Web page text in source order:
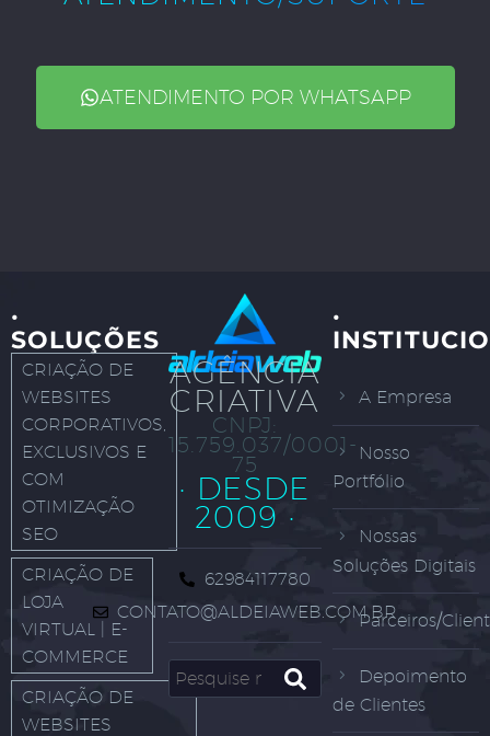
ATENDIMENTO POR WHATSAPP
·
SOLUÇÕES
CRIAÇÃO DE
WEBSITES
CORPORATIVOS,
EXCLUSIVOS E
COM
OTIMIZAÇÃO
SEO
CRIAÇÃO DE
LOJA
VIRTUAL | E-
COMMERCE
CRIAÇÃO DE
WEBSITES
AGÊNCIA
CRIATIVA
CNPJ:
15.759.037/0001-
75
· DESDE
2009 ·
62984117780
CONTATO@ALDEIAWEB.COM.BR
·
A Empresa
Nosso
Portfólio
Nossas
Soluções Digitais
Parceiros/
Depoimento
de Clientes